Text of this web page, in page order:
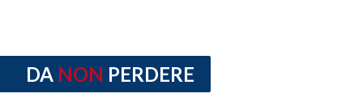
DA NON PERDERE